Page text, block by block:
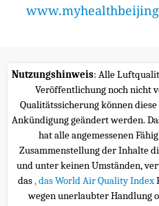
Nutzungshinweis: Alle
Veröffentlichung noch nicht
Qualitätssicherung können
Ankündigung geändert werden.
hat alle angemessenen
Zusammenstellung der Inhalte
und unter keinen Umständen,
das, das World Air Quality Index
wegen unerlaubter Handlung